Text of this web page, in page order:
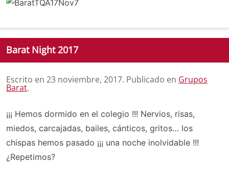
Barat Night 2017
Escrito en 23 noviembre, 2017. Publicado en Grupos
Barat.
¡¡¡ Hemos dormido en el colegio !!! Nervios, risas,
miedos, carcajadas, bailes, cánticos, gritos… los
chispas hemos pasado ¡¡¡ una noche inolvidable !!!
¿Repetimos?